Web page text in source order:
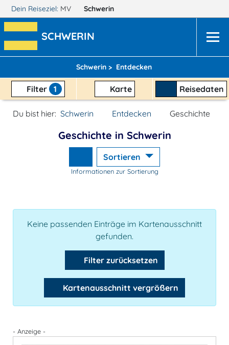
Dein Reiseziel: MV Schwerin
SCHWERIN
Schwerin > Entdecken
Filter 1 Karte Reisedaten
Du bist hier: Schwerin Entdecken Geschichte
Geschichte in Schwerin
Sortieren
Informationen zur Sortierung
Keine passenden Einträge im Kartenausschnitt
gefunden.
Filter zurücksetzen
Kartenausschnitt vergrößern
- Anzeige -